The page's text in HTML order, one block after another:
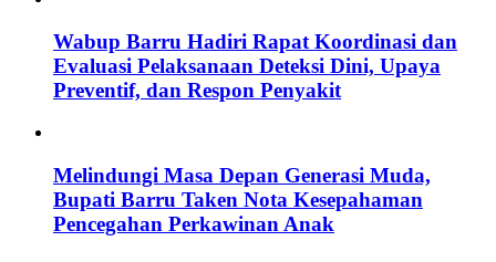
Wabup Barru Hadiri Rapat Koordinasi dan
Evaluasi Pelaksanaan Deteksi Dini, Upaya
Preventif, dan Respon Penyakit
Melindungi Masa Depan Generasi Muda,
Bupati Barru Taken Nota Kesepahaman
Pencegahan Perkawinan Anak